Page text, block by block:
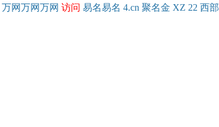
万网万网万网 访问 易名易名 4.cn 聚名金 XZ 22 西部